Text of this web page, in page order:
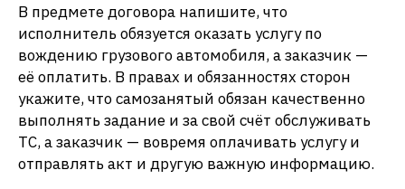
В предмете договора напишите, что
исполнитель обязуется оказать услугу по
вождению грузового автомобиля, а заказчик —
её оплатить. В правах и обязанностях сторон
укажите, что самозанятый обязан качественно
выполнять задание и за свой счёт обслуживать
ТС, а заказчик — вовремя оплачивать услугу и
отправлять акт и другую важную информацию.